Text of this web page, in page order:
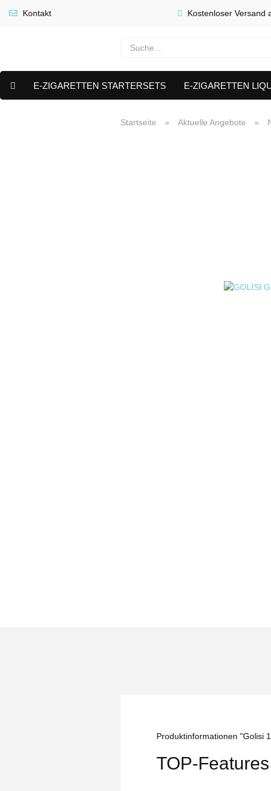
Kontakt Kostenloser Versand
E-ZIGARETTEN STARTERSETS E-ZIGARETTEN
Startseite » Aktuelle Angebote »
Produktinformationen "Golisi
TOP-Features